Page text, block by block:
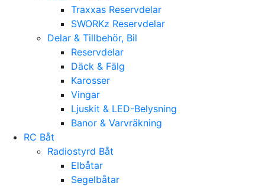
Traxxas Reservdelar
SWORKz Reservdelar
Delar & Tillbehör, Bil
Reservdelar
Däck & Fälg
Karosser
Vingar
Ljuskit & LED-Belysning
Banor & Varvräkning
RC Båt
Radiostyrd Båt
Elbåtar
Segelbåtar